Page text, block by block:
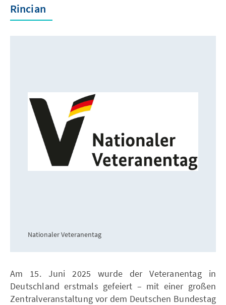
Rincian
Nationaler Veteranentag
Am 15. Juni 2025 wurde der Veteranentag in
Deutschland erstmals gefeiert – mit einer großen
Zentralveranstaltung vor dem Deutschen Bundestag